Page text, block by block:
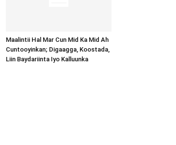
Maalintii Hal Mar Cun Mid Ka Mid Ah
Cuntooyinkan; Digaagga, Koostada,
Liin Baydariinta Iyo Kalluunka